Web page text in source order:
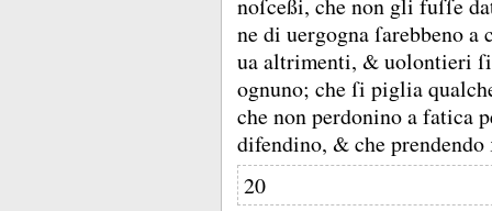
noſceßi, che non gli fuſſe
ne di uergogna ſarebbeno
ua altrimenti, &uolontieri
ognuno; che ſi piglia
che non perdonino a fatica
difendino, &che
20